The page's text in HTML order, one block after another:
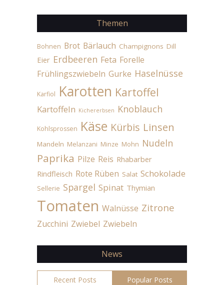
Themen
Bohnen Brot Bärlauch Champignons Dill
Eier Erdbeeren Feta Forelle
Frühlingszwiebeln Gurke Haselnüsse
Karfiol Karotten Kartoffel
Kartoffeln Kichererbsen Knoblauch
Kohlsprossen Käse Kürbis Linsen
Mandeln Melanzani Minze Mohn Nudeln
Paprika Pilze Reis Rhabarber
Rindfleisch Rote Rüben Salat Schokolade
Sellerie Spargel Spinat Thymian
Tomaten Walnüsse Zitrone
Zucchini Zwiebel Zwiebeln
News
Recent Posts Popular Posts